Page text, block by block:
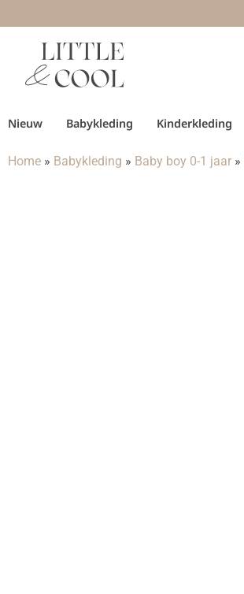
Nieuw Babykleding Kinderkleding
Home » Babykleding » Baby boy 0-1 jaar »